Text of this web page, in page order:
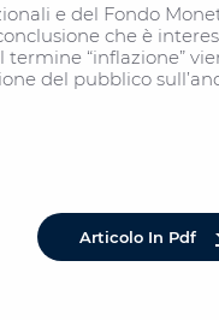
e del Fondo
che è
“inflazione”
del pubblico
Articolo In Pdf